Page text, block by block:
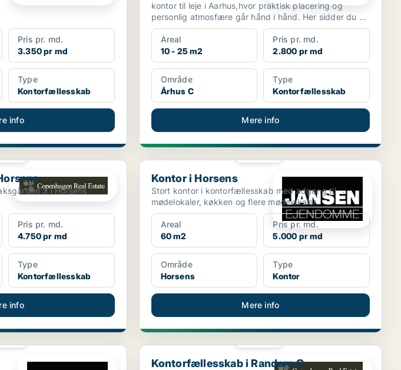
Pris pr. md.
3.350 pr md
Type
Kontorfællesskab
info
kontor til leje i Aarhus,hvor praktisk placering og
personlig atmosfære går hånd i hånd. Her sidder du ...
Areal
10 - 25 m2
Pris pr. md.
2.800 pr md
Område
Århus C
Type
Kontorfællesskab
Mere info
3 i Horsens
Pris pr. md.
4.750 pr md
Type
Kontorfællesskab
info
Kontor i Horsens
Kontor i Horsens
Stort kontor i kontorfællesskab med adgang til
mødelokaler, køkken og flere mødelokaler.
Areal
60 m2
Pris pr. md.
5.000 pr md
Område
Horsens
Type
Kontor
Mere info
Kontorfællesskab i Randers C
Kontorfællesskab i Randers C